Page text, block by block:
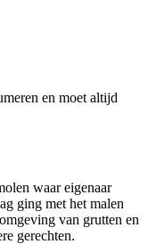
en moet altijd
waar eigenaar
ging met het malen
van grutten en
gerechten.